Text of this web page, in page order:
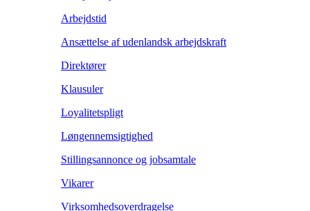
Arbejdstid
Ansættelse af udenlandsk arbejdskraft
Direktører
Klausuler
Loyalitetspligt
Løngennemsigtighed
Stillingsannonce og jobsamtale
Vikarer
Virksomhedsoverdragelse